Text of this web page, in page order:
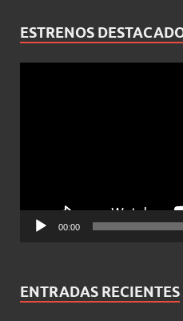
ESTRENOS
00:00
ENTRADAS RECIENTES